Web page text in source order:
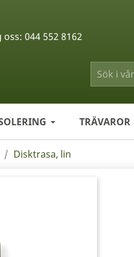
TRÄVAROR
oss: 044 552 8162
Disktrasa, lin